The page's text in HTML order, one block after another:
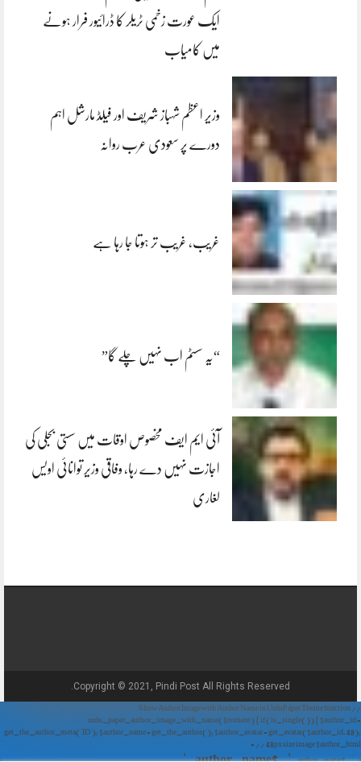
ایک عورت زخمی ٹریلر کا ڈرائیور فرار ہونے
میں کامیاب
وزیر اعظم شہباز شریف اور فیلڈ مارشل اہم
دورے پر سعودی عرب روانہ
غریب، غریب تر ہوتا جا رہا ہے
“یہ سسٹم اب نہیں چلے گا”
آئی ایم ایف مخصوص اوقات میں سستی بجلی کی
اجازت نہیں دے رہا، وفاقی وزیر توانائی اویس
لغاری
Copyright © 2021, Pindi Post All Rights Reserved.
// Show Author Image with Author Name in UrduPaper Theme function
urdu_paper_author_image_with_name($content) { if (is_single()) { $author_id =
get_the_author_meta('ID'); $author_name = get_the_author(); $author_avatar = get_avatar($author_id, 48);
// 48px size image $author_html = '
' . $author_avatar . '